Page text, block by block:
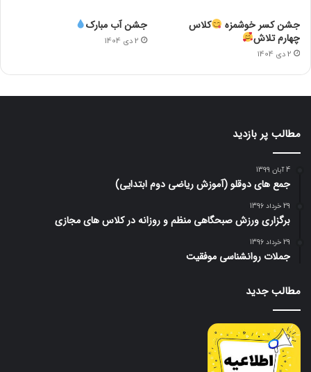
جشن کسر خوشمزه
کلاس
چهارم تلاش
2 دی 1404
جشن آب مبارک
2 دی 1404
مطالب پر بازدید
4 آبان 1399
جمع های دوقلو (آموزش ریاضی دوم ابتدایی)
29 خرداد 1396
برگزاری ورزش صبحگاهی منظم و روزانه در کلاس های مجازی
29 خرداد 1396
جملات روانشناسی موفقیت
مطالب جدید